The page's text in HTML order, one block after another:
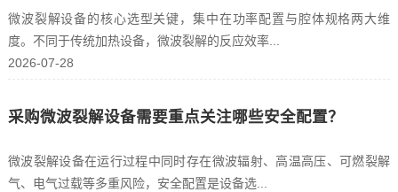
微波裂解设备的核心选型关键，集中在功率配置与腔体规格两大维
度。不同于传统加热设备，微波裂解的反应效率...
2026-07-28
采购微波裂解设备需要重点关注哪些安全配置？
微波裂解设备在运行过程中同时存在微波辐射、高温高压、可燃裂解
气、电气过载等多重风险，安全配置是设备选...